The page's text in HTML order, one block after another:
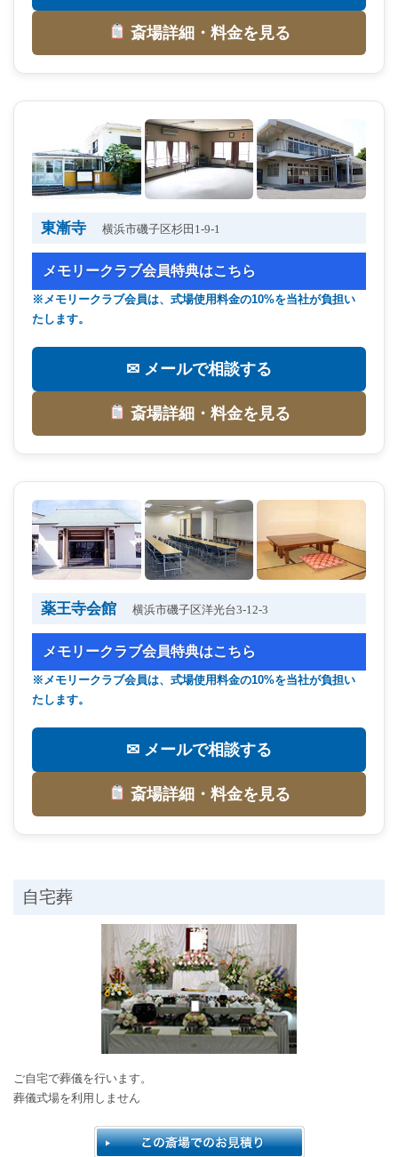
斎場詳細・料金を見る
東漸寺 横浜市磯子区杉田1-9-1
メモリークラブ会員特典はこちら
※メモリークラブ会員は、式場使用料金の10%を当社が負担い
たします。
✉ メールで相談する
斎場詳細・料金を見る
薬王寺会館 横浜市磯子区洋光台3-12-3
メモリークラブ会員特典はこちら
※メモリークラブ会員は、式場使用料金の10%を当社が負担い
たします。
✉ メールで相談する
斎場詳細・料金を見る
自宅葬
ご自宅で葬儀を行います。
葬儀式場を利用しません